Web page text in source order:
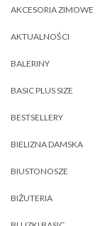
AKCESORIA ZIMOWE
AKTUALNOŚCI
BALERINY
BASIC PLUS SIZE
BESTSELLERY
BIELIZNA DAMSKA
BIUSTONOSZE
BIŻUTERIA